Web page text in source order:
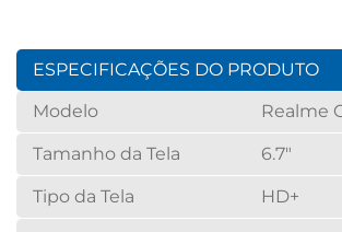
ESPECIFICAÇÕES DO PRODUTO
Modelo
Realme
Tamanho da Tela 6.7"
Tipo da Tela HD+